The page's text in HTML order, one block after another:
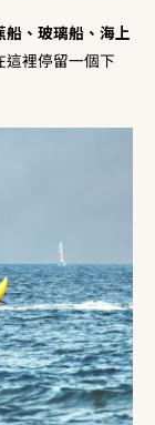
船、玻璃船、海上
裡停留一個下